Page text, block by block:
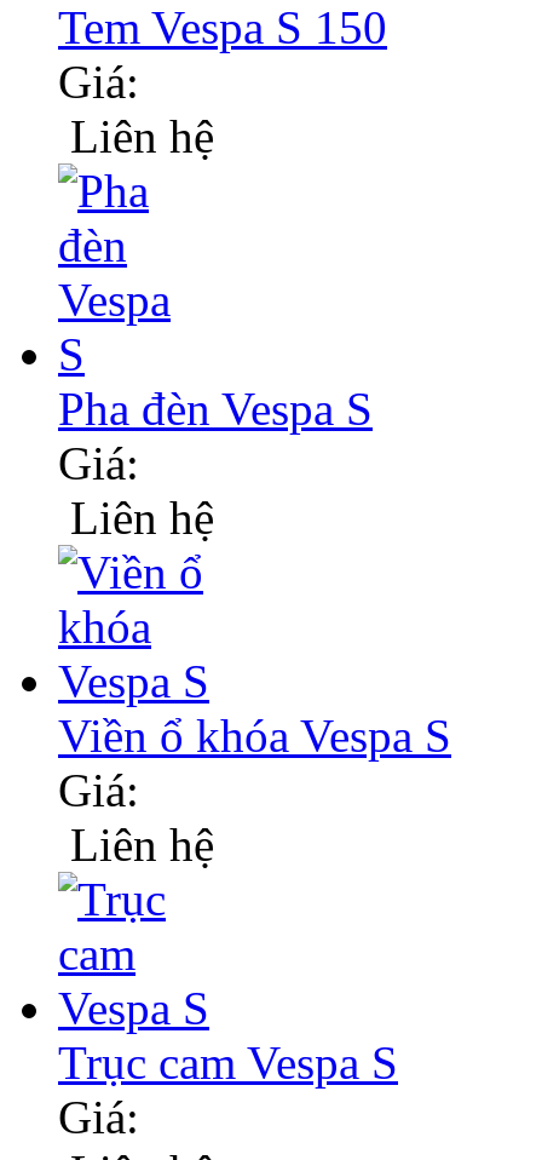
Tem Vespa S 150
Giá:
Liên hệ
Pha đèn Vespa S
Giá:
Liên hệ
Viền ổ khóa Vespa S
Giá:
Liên hệ
Trục cam Vespa S
Giá: